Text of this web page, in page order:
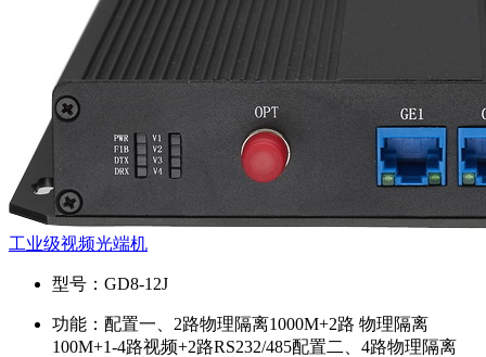
工业级视频光端机
型号： GD8-12J
功能： 配置一、2路物理隔离1000M+2路 物理隔离
100M+1-4路视频+2路RS232/485配置二、4路物理隔离